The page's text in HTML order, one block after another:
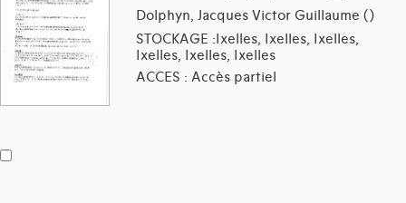
Dolphyn, Jacques Victor Guillaume ()
STOCKAGE :Ixelles, Ixelles, Ixelles,
Ixelles, Ixelles, Ixelles
ACCES : Accès partiel